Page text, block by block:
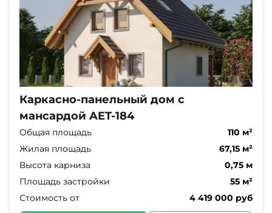
Каркасно-панельный дом с
мансардой AET-184
Общая площадь
110 м²
Жилая площадь
67,15 м²
Высота карниза
0,75 м
Площадь застройки
55 м²
Стоимость от
4 419 000 руб